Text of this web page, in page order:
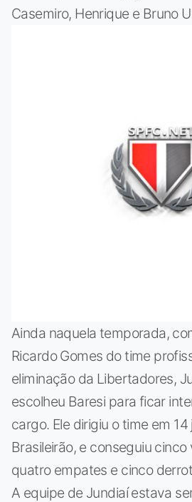
Casemiro, Henrique e Bruno
Ainda naquela temporada,
Ricardo Gomes do time
eliminação da Libertadores,
escolheu Baresi para ficar
cargo. Ele dirigiu o time em
Brasileirão, e conseguiu
quatro empates e cinco
A equipe de Jundiaí estava